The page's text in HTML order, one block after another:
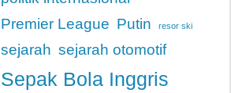
Premier League Putin resor ski
sejarah sejarah otomotif
Sepak Bola Inggris